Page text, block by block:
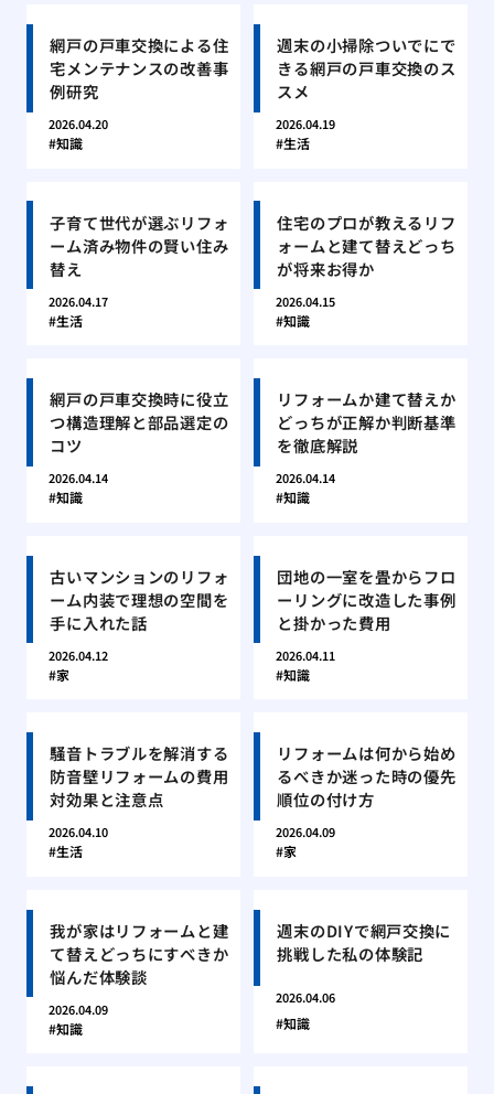
網戸の戸車交換による住
宅メンテナンスの改善事
例研究
2026.04.20
知識
週末の小掃除ついでにで
きる網戸の戸車交換のス
スメ
2026.04.19
生活
子育て世代が選ぶリフォ
ーム済み物件の賢い住み
替え
2026.04.17
生活
住宅のプロが教えるリフ
ォームと建て替えどっち
が将来お得か
2026.04.15
知識
網戸の戸車交換時に役立
つ構造理解と部品選定の
コツ
2026.04.14
知識
リフォームか建て替えか
どっちが正解か判断基準
を徹底解説
2026.04.14
知識
古いマンションのリフォ
ーム内装で理想の空間を
手に入れた話
2026.04.12
家
団地の一室を畳からフロ
ーリングに改造した事例
と掛かった費用
2026.04.11
知識
騒音トラブルを解消する
防音壁リフォームの費用
対効果と注意点
2026.04.10
生活
リフォームは何から始め
るべきか迷った時の優先
順位の付け方
2026.04.09
家
我が家はリフォームと建
て替えどっちにすべきか
悩んだ体験談
2026.04.09
知識
週末のDIYで網戸交換に
挑戦した私の体験記
2026.04.06
知識